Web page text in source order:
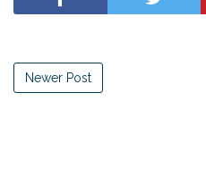
Newer Post